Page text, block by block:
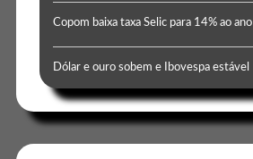
Copom baixa taxa Selic para 14% ao ano
Dólar e ouro sobem e Ibovespa estável